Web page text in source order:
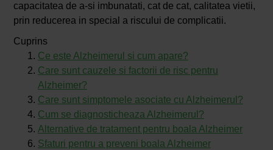
capacitatea de a-si imbunatati, cat de cat, calitatea vietii,
prin reducerea in special a riscului de complicatii.
Cuprins
Ce este Alzheimerul si cum apare?
Care sunt cauzele si factorii de risc pentru
Alzheimer?
Care sunt simptomele asociate cu Alzheimerul?
Cum se diagnosticheaza Alzheimerul?
Alternative de tratament pentru boala Alzheimer
Sfaturi pentru a preveni boala Alzheimer